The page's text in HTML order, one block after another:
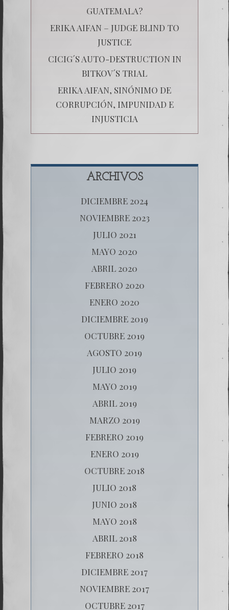
GUATEMALA?
ERIKA AIFAN – JUDGE BLIND TO
JUSTICE
CICIG´S AUTO-DESTRUCTION IN
BITKOV´S TRIAL
ERIKA AIFAN, SINÓNIMO DE
CORRUPCIÓN, IMPUNIDAD E
INJUSTICIA
ARCHIVOS
DICIEMBRE 2024
NOVIEMBRE 2023
JULIO 2021
MAYO 2020
ABRIL 2020
FEBRERO 2020
ENERO 2020
DICIEMBRE 2019
OCTUBRE 2019
AGOSTO 2019
JULIO 2019
MAYO 2019
ABRIL 2019
MARZO 2019
FEBRERO 2019
ENERO 2019
OCTUBRE 2018
JULIO 2018
JUNIO 2018
MAYO 2018
ABRIL 2018
FEBRERO 2018
DICIEMBRE 2017
NOVIEMBRE 2017
OCTUBRE 2017